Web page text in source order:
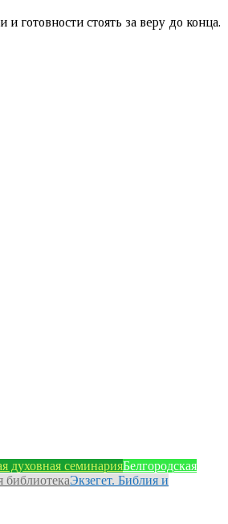
готовности стоять за веру до конца.
духовная семинарияБелгородская
библиотекаЭкзегет. Библия и